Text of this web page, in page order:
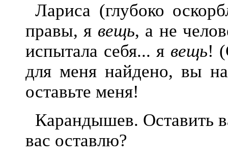
Лариса (глубоко
правы, я вещь, а не
испытала себя... я вещь!
для меня найдено, вы
оставьте меня!
Карандышев. Оставить
вас оставлю?